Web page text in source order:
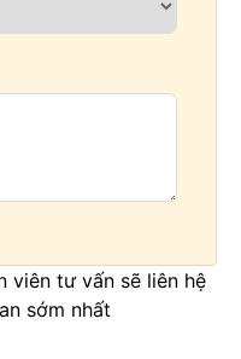
viên tư vấn sẽ liên hệ
sớm nhất